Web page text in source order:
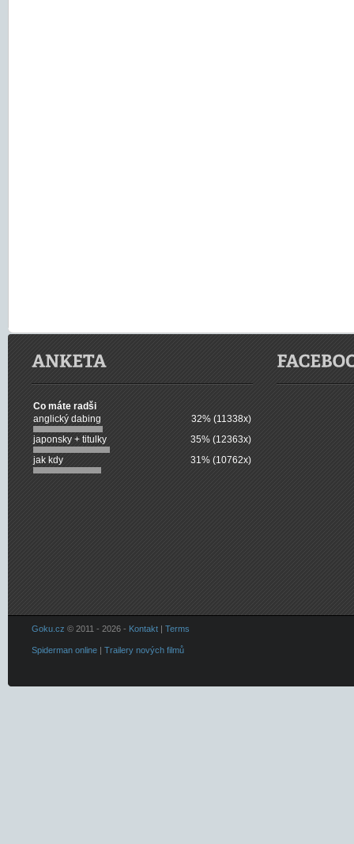
Co máte radši
anglický dabing
32% (11338x)
japonsky + titulky
35% (12363x)
jak kdy
31% (10762x)
Goku.cz © 2011 - 2026 - Kontakt | Terms
Spiderman online | Trailery nových filmů